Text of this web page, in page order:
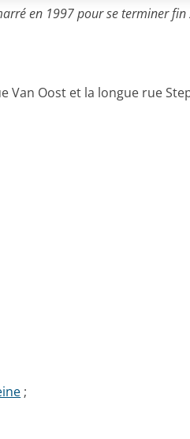
en 1997 pour se terminer fin
Van Oost et la longue rue
;